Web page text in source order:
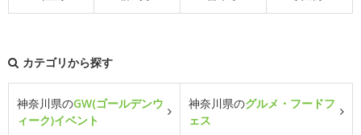
カテゴリから探す
神奈川県のGW(ゴールデンウ
ィーク)イベント
神奈川県のグルメ・フードフ
ェス